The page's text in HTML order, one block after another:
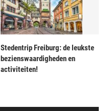
Stedentrip Freiburg: de leukste
bezienswaardigheden en
activiteiten!